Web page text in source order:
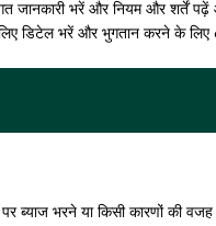
जानकारी भरें और नियम और शर्तें
डिटेल भरें और भुगतान करने के
भरने या किसी कारणों की